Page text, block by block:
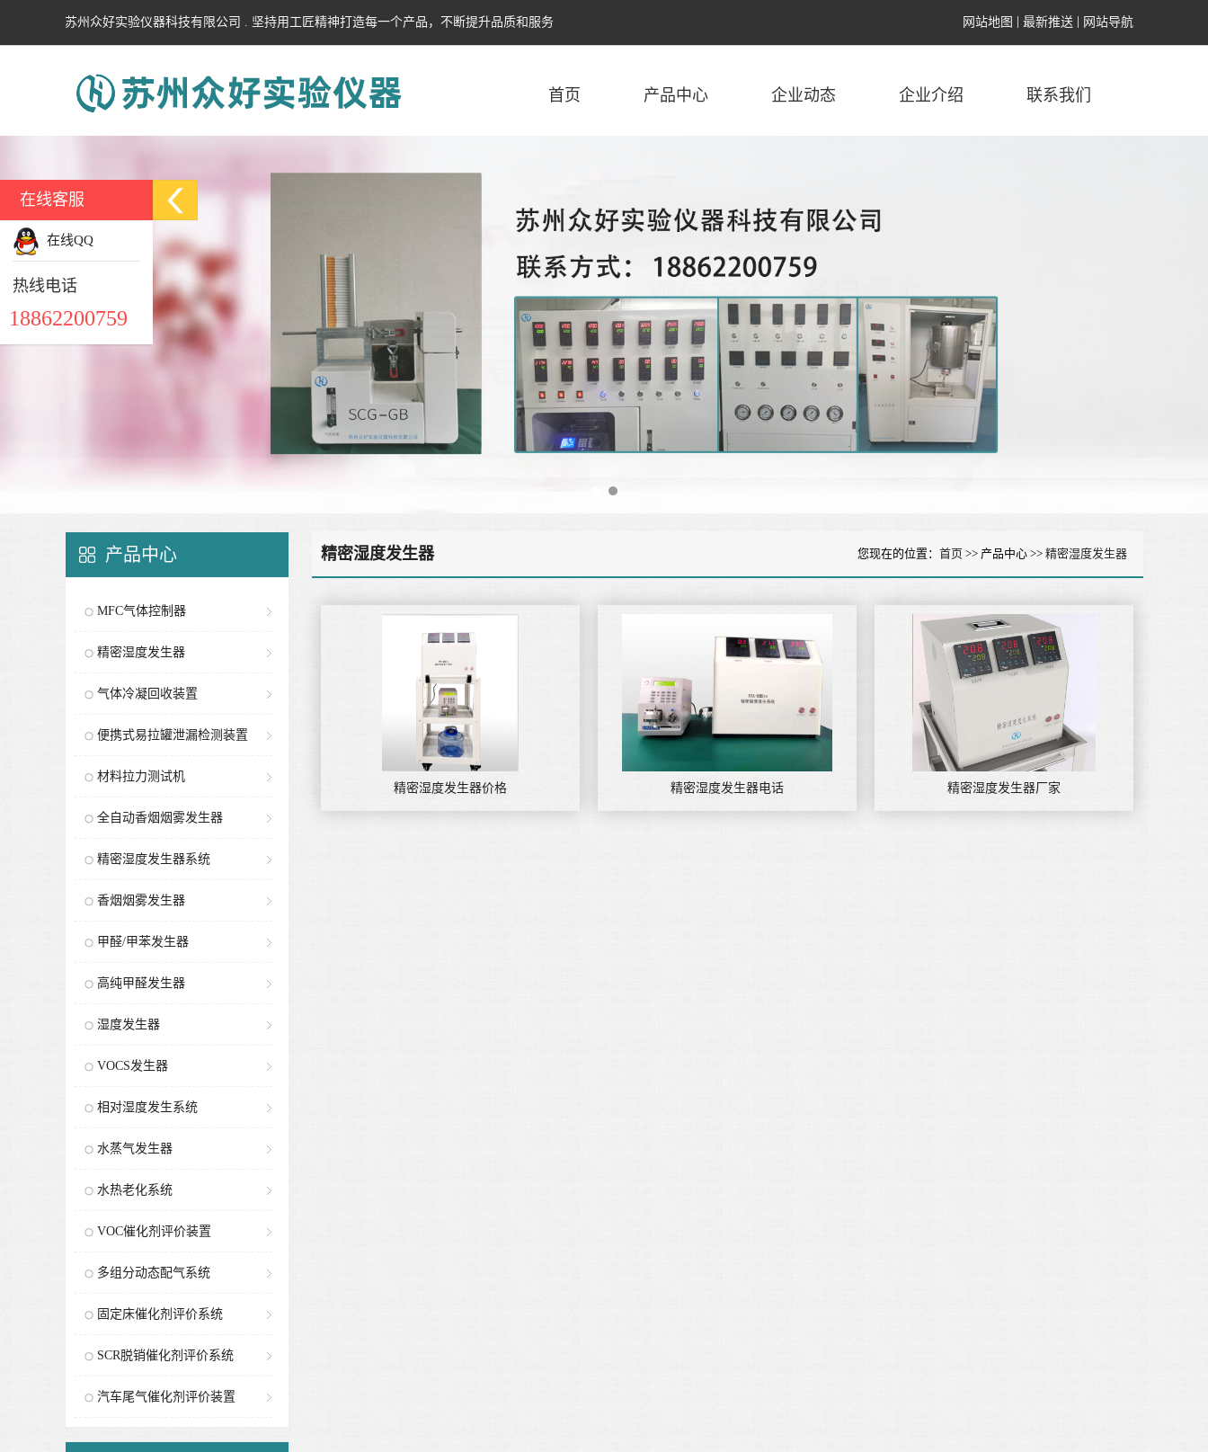
苏州众好实验仪器科技有限公司 . 坚持用工匠精神打造每一个产品，不断提升品质和服务 网站地图 最新推送 网站导航
首页 产品中心 企业动态 企业介绍 联系我们
产品中心
MFC气体控制器
精密湿度发生器
气体冷凝回收装置
便携式易拉罐泄漏检测装置
材料拉力测试机
全自动香烟烟雾发生器
精密湿度发生器系统
香烟烟雾发生器
甲醛/甲苯发生器
高纯甲醛发生器
湿度发生器
VOCS发生器
相对湿度发生系统
水蒸气发生器
水热老化系统
VOC催化剂评价装置
多组分动态配气系统
固定床催化剂评价系统
SCR脱销催化剂评价系统
汽车尾气催化剂评价装置
精密湿度发生器 您现在的位置： 首页 >> 产品中心 >> 精密湿度发生器
精密湿度发生器价格 精密湿度发生器电话 精密湿度发生器厂家
在线客服
在线QQ
热线电话
18862200759